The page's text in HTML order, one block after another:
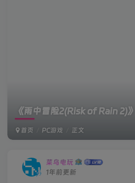
《雨中冒险2(Risk of Rain 2)
首页 PC游戏 正文
菜鸟电玩
1年前更新